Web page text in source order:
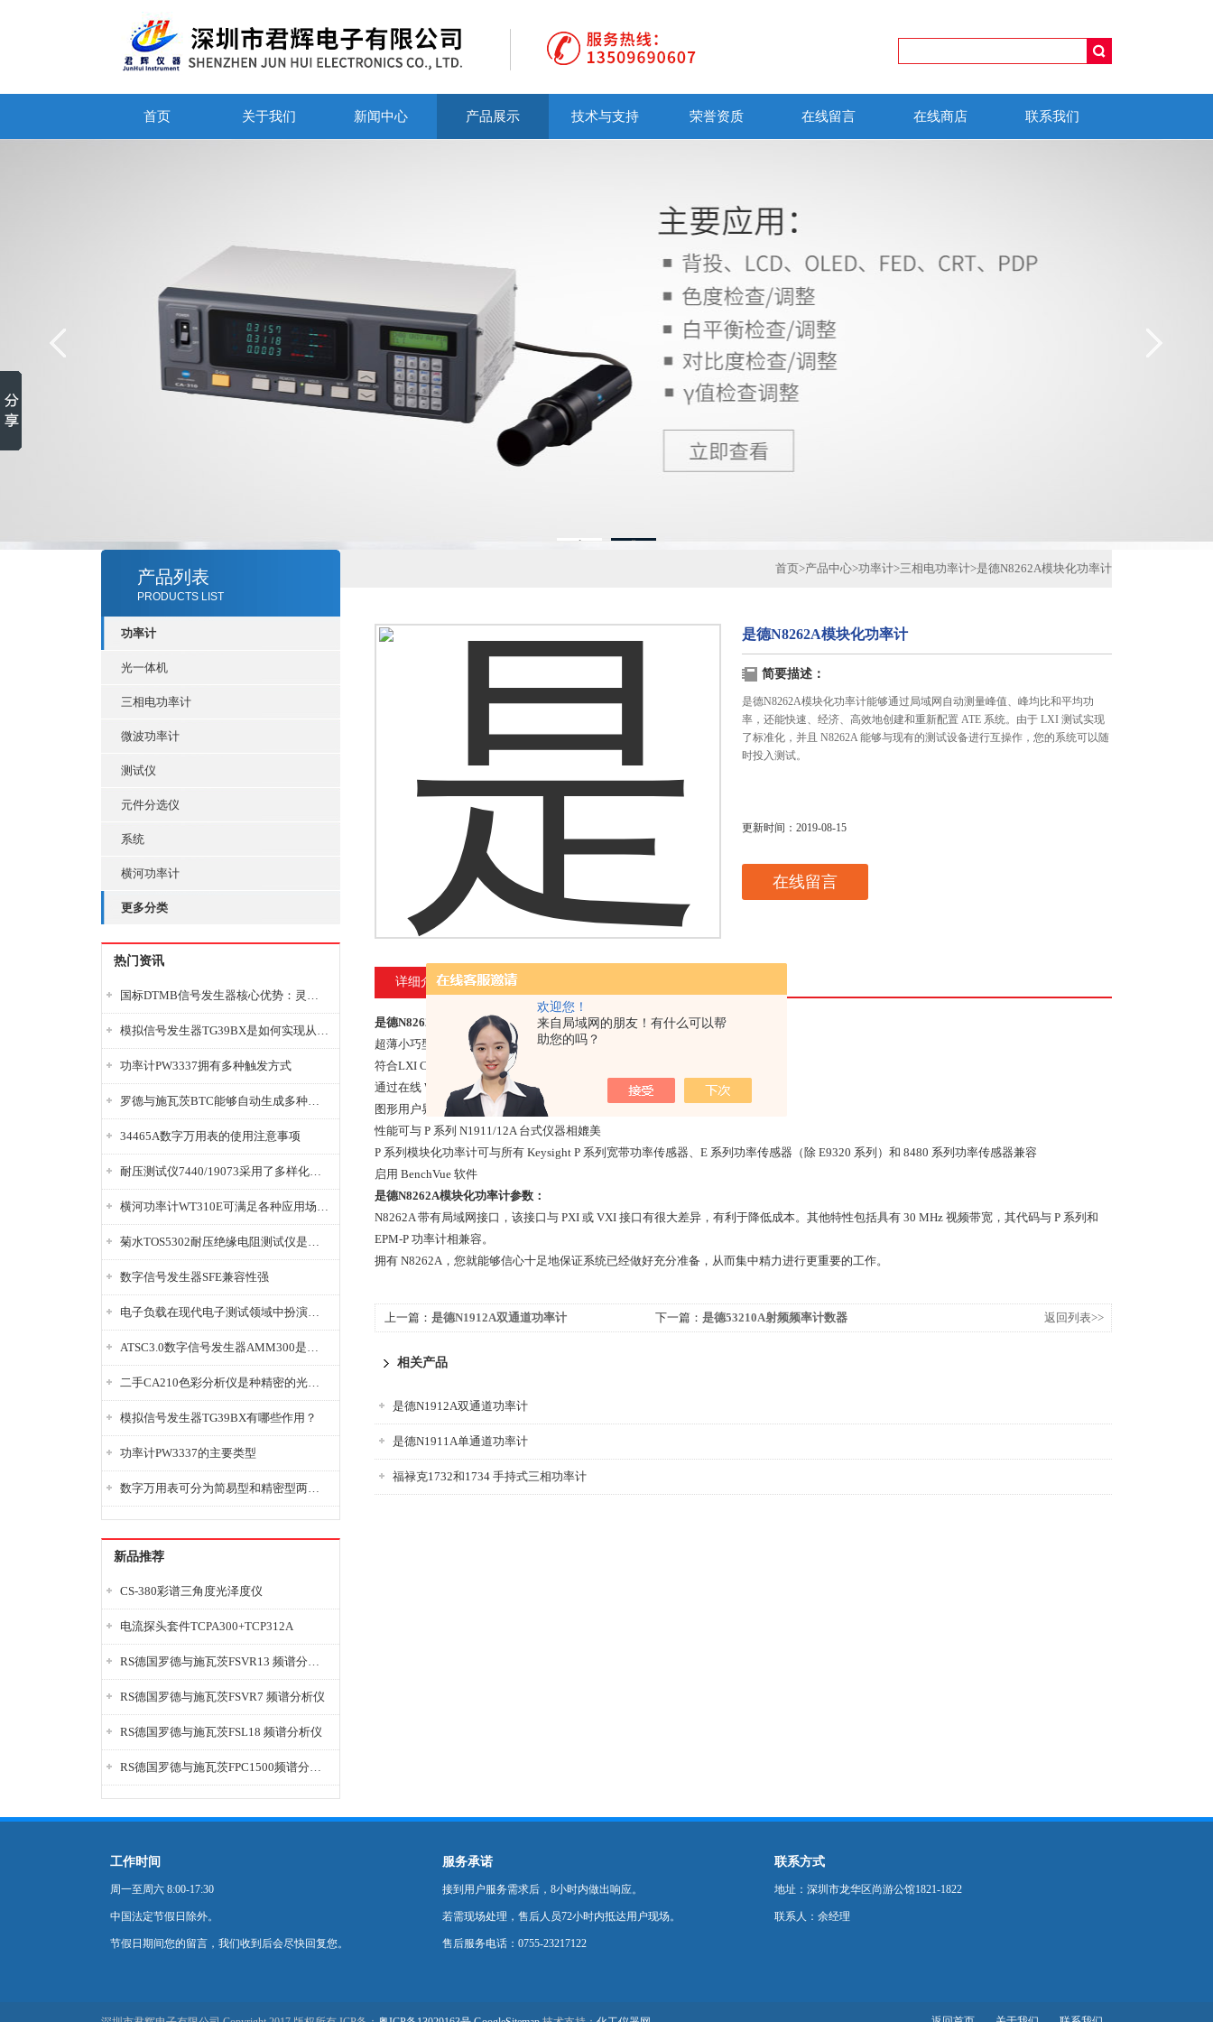
欢迎您！
来自局域网的朋友！有什么可以帮
助您的吗？
首页 关于我们 新闻中心 产品展示 技术与支持 荣誉资质 在线留言 在线商店 联系我们
1 2
产品列表
PRODUCTS LIST
功率计
光一体机
三相电功率计
微波功率计
测试仪
元件分选仪
系统
横河功率计
更多分类
热门资讯
国标DTMB信号发生器核心优势：灵活性与准确性的结合
模拟信号发生器TG39BX是如何实现从直流到交流的波形转换?
功率计PW3337拥有多种触发方式
罗德与施瓦茨BTC能够自动生成多种音视频信号
34465A数字万用表的使用注意事项
耐压测试仪7440/19073采用了多样化的功能设计
横河功率计WT310E可满足各种应用场景的需求
菊水TOS5302耐压绝缘电阻测试仪是种重要的电气安全检测设备
数字信号发生器SFE兼容性强
电子负载在现代电子测试领域中扮演着重要的角色
ATSC3.0数字信号发生器AMM300是能够产生各种数字信号的电子设备
二手CA210色彩分析仪是种精密的光学测量仪器
模拟信号发生器TG39BX有哪些作用？
功率计PW3337的主要类型
数字万用表可分为简易型和精密型两大类
新品推荐
CS-380彩谱三角度光泽度仪
电流探头套件TCPA300+TCP312A
RS德国罗德与施瓦茨FSVR13 频谱分析仪
RS德国罗德与施瓦茨FSVR7 频谱分析仪
RS德国罗德与施瓦茨FSL18 频谱分析仪
RS德国罗德与施瓦茨FPC1500频谱分析仪
首页>产品中心>功率计>三相电功率计>是德N8262A模块化功率计
是德N8262A模块化功率计
简要描述：
是德N8262A模块化功率计能够通过局域网自动测量峰值、峰均比和平均功
率，还能快速、经济、高效地创建和重新配置 ATE 系统。由于 LXI 测试实现
了标准化，并且 N8262A 能够与现有的测试设备进行互操作，您的系统可以随
时投入测试。
更新时间： 2019-08-15
在线留言
详细介绍
是德N8262A模块化功率计特点：
超薄小巧型设计（1 U 半机架高度），便于部署
符合LXI C类标准，可无缝集成到 ATE 系统中
通过在线 Web 浏览器，用户可进行实时远程操作
图形用户界面，可仿真 N1911/12 P 系列功率计显示屏幕
性能可与 P 系列 N1911/12A 台式仪器相媲美
P 系列模块化功率计可与所有 Keysight P 系列宽带功率传感器、E 系列功率传感器（除 E9320 系列）和 8480 系列功率传感器兼容
启用 BenchVue 软件
是德N8262A模块化功率计参数：
N8262A 带有局域网接口，该接口与 PXI 或 VXI 接口有很大差异，有利于降低成本。其他特性包括具有 30 MHz 视频带宽，其代码与 P 系列和
EPM-P 功率计相兼容。
拥有 N8262A，您就能够信心十足地保证系统已经做好充分准备，从而集中精力进行更重要的工作。
上一篇： 是德N1912A双通道功率计 下一篇： 是德53210A射频频率计数器 返回列表>>
相关产品
是德N1912A双通道功率计
是德N1911A单通道功率计
福禄克1732和1734 手持式三相功率计
工作时间
周一至周六 8:00-17:30
中国法定节假日除外。
节假日期间您的留言，我们收到后会尽快回复您。
服务承诺
接到用户服务需求后，8小时内做出响应。
若需现场处理，售后人员72小时内抵达用户现场。
售后服务电话：0755-23217122
联系方式
地址：深圳市龙华区尚游公馆1821-1822
联系人：余经理